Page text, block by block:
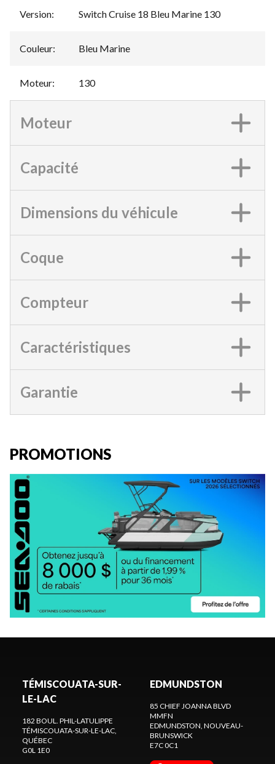
Version: Switch Cruise 18 Bleu Marine 130
Couleur: Bleu Marine
Moteur: 130
Moteur
Capacité
Dimensions du véhicule
Coque
Compteur
Caractéristiques
Garantie
PROMOTIONS
TÉMISCOUATA-SUR-
LE-LAC
182 BOUL. PHIL-LATULIPPE
TÉMISCOUATA-SUR-LE-LAC
QUÉBEC
G0L 1E0
EDMUNDSTON
85 CHIEF JOANNA BLVD
MMFN
EDMUNDSTON , NOUVEAU-
BRUNSWICK
E7C 0C1